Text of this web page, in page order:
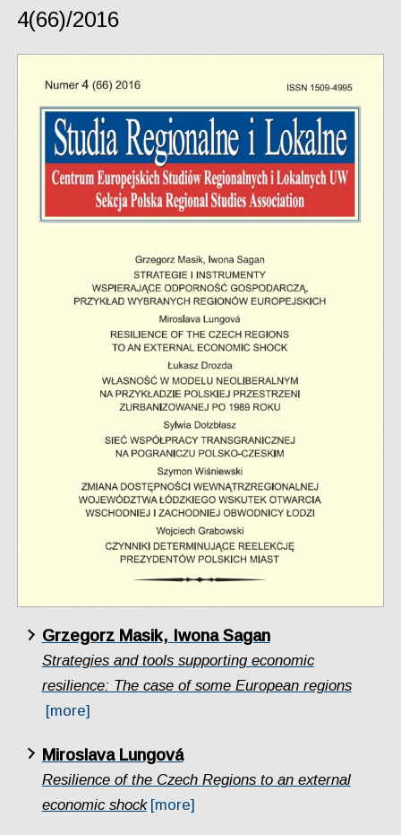
4(66)/2016
Grzegorz Masik, Iwona Sagan
Strategies and tools supporting economic
resilience: The case of some European regions
[more]
Miroslava Lungová
Resilience of the Czech Regions to an external
economic shock [more]